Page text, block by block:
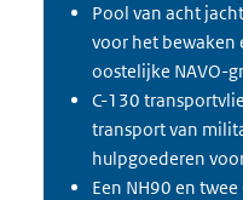
Pool van acht
voor het bewaken
oostelijke NAVO-
C-130
transport van
hulpgoederen
Een NH90 en